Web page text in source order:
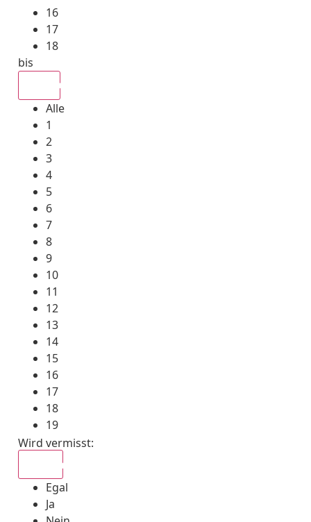
16
17
18
bis
Alle
1
2
3
4
5
6
7
8
9
10
11
12
13
14
15
16
17
18
19
Wird vermisst:
Egal
Ja